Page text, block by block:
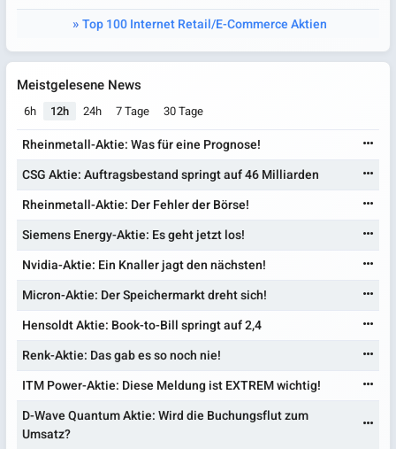
Top 100 Internet Retail/E-Commerce Aktien
Meistgelesene News
6h 12h 24h 7 Tage 30 Tage
Rheinmetall-Aktie: Was für eine Prognose!
CSG Aktie: Auftragsbestand springt auf 46 Milliarden
Rheinmetall-Aktie: Der Fehler der Börse!
Siemens Energy-Aktie: Es geht jetzt los!
Nvidia-Aktie: Ein Knaller jagt den nächsten!
Micron-Aktie: Der Speichermarkt dreht sich!
Hensoldt Aktie: Book-to-Bill springt auf 2,4
Renk-Aktie: Das gab es so noch nie!
ITM Power-Aktie: Diese Meldung ist EXTREM wichtig!
D-Wave Quantum Aktie: Wird die Buchungsflut zum
Umsatz?